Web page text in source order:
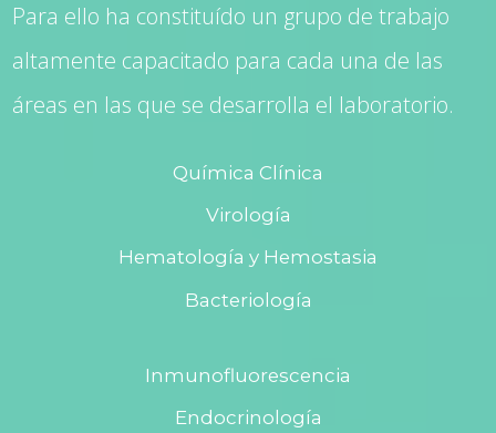
Para ello ha constituído un grupo de trabajo
altamente capacitado para cada una de las
áreas en las que se desarrolla el laboratorio.
Química Clínica
Virología
Hematología y Hemostasia
Bacteriología
Inmunofluorescencia
Endocrinología